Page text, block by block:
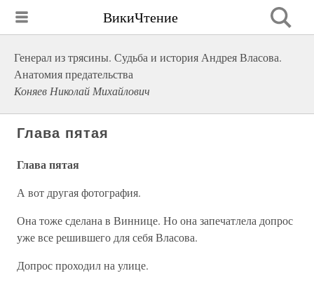
ВикиЧтение
Генерал из трясины. Судьба и история Андрея Власова.
Анатомия предательства
Коняев Николай Михайлович
Глава пятая
Глава пятая
А вот другая фотография.
Она тоже сделана в Виннице. Но она запечатлела допрос
уже все решившего для себя Власова.
Допрос проходил на улице.